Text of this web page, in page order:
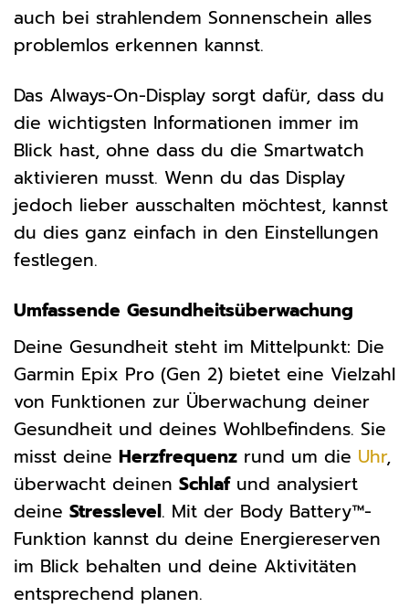
auch bei strahlendem Sonnenschein alles
problemlos erkennen kannst.
Das Always-On-Display sorgt dafür, dass du
die wichtigsten Informationen immer im
Blick hast, ohne dass du die Smartwatch
aktivieren musst. Wenn du das Display
jedoch lieber ausschalten möchtest, kannst
du dies ganz einfach in den Einstellungen
festlegen.
Umfassende Gesundheitsüberwachung
Deine Gesundheit steht im Mittelpunkt: Die
Garmin Epix Pro (Gen 2) bietet eine Vielzahl
von Funktionen zur Überwachung deiner
Gesundheit und deines Wohlbefindens. Sie
misst deine Herzfrequenz rund um die Uhr,
überwacht deinen Schlafund analysiert
deine Stresslevel. Mit der Body Battery™-
Funktion kannst du deine Energiereserven
im Blick behalten und deine Aktivitäten
entsprechend planen.